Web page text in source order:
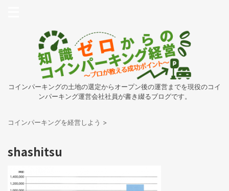
コインパーキングの土地の選定からオープン後の運営までを現役のコイ
ンパーキング運営会社社員が書き綴るブログです。
コインパーキングを経営しよう >
shashitsu